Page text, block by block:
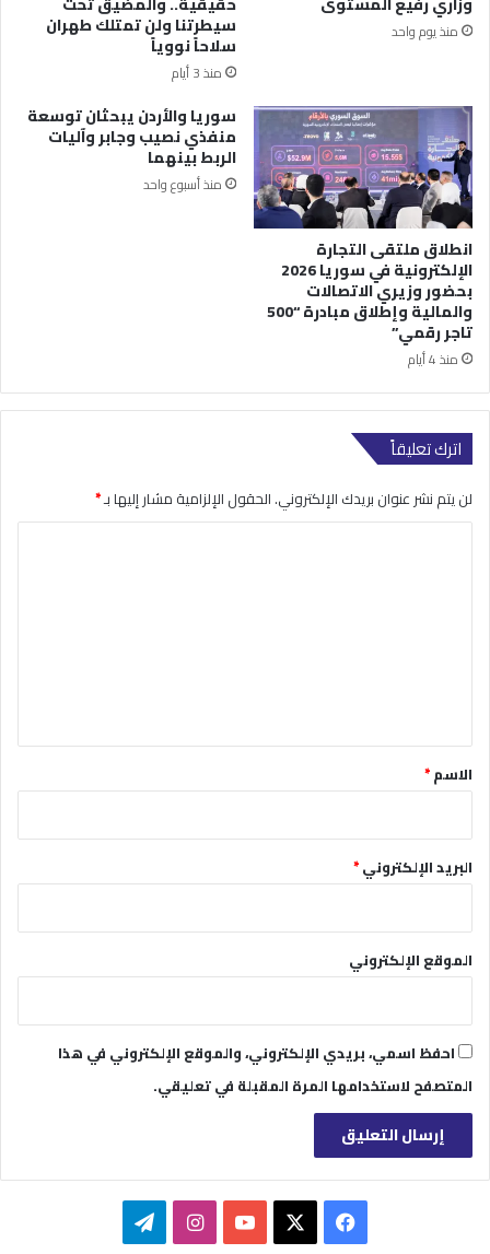
منذ يوم واحد سيطرتنا ولن تمتلك طهران
سلاحاً نووياً
منذ 3 أيام
انطلاق ملتقى التجارة
الإلكترونية في سوريا 2026
بحضور وزيري الاتصالات
والمالية وإطلاق مبادرة “500
تاجر رقمي”
منذ 4 أيام
سوريا والأردن يبحثان توسعة
منفذي نصيب وجابر وآليات
الربط بينهما
منذ أسبوع واحد
اترك تعليقاً
لن يتم نشر عنوان بريدك الإلكتروني.الحقول الإلزامية مشار إليها بـ*
*الاسم*
البريد الإلكتروني*
الموقع الإلكتروني
احفظ اسمي، بريدي الإلكتروني، والموقع الإلكتروني في هذا
المتصفح لاستخدامها المرة المقبلة في تعليقي.
فيسبوك ‫YouTubeانستقرامتيلقرام